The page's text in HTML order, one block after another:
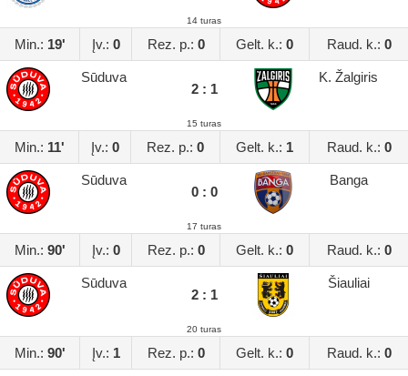
14 turas
Min.: 19' Įv.: 0 Rez. p.: 0 Gelt. k.: 0 Raud. k.: 0
Sūduva
2 : 1
K. Žalgiris
15 turas
Min.: 11' Įv.: 0 Rez. p.: 0 Gelt. k.: 1 Raud. k.: 0
Sūduva
0 : 0
Banga
17 turas
Min.: 90' Įv.: 0 Rez. p.: 0 Gelt. k.: 0 Raud. k.: 0
Sūduva
2 : 1
Šiauliai
20 turas
Min.: 90' Įv.: 1 Rez. p.: 0 Gelt. k.: 0 Raud. k.: 0